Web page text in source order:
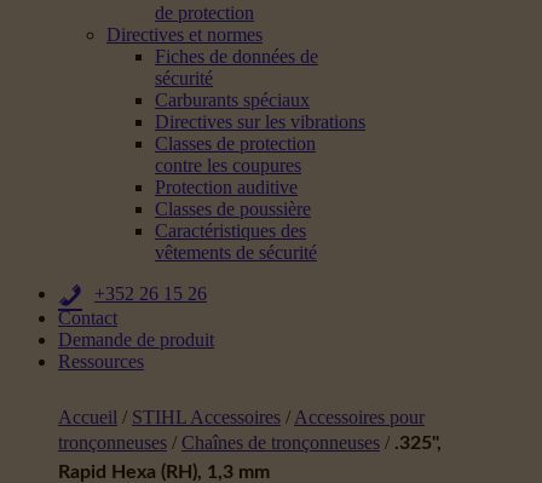
de protection
Directives et normes
Fiches de données de
sécurité
Carburants spéciaux
Directives sur les vibrations
Classes de protection
contre les coupures
Protection auditive
Classes de poussière
Caractéristiques des
vêtements de sécurité
+352 26 15 26
Contact
Demande de produit
Ressources
Accueil / STIHL Accessoires / Accessoires pour
tronçonneuses / Chaînes de tronçonneuses / .325",
Rapid Hexa (RH), 1,3 mm